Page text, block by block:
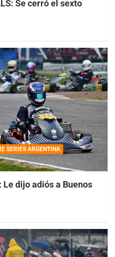
Se cerró el sexto
SERIES ARGENTINA
dijo adiós a Buenos